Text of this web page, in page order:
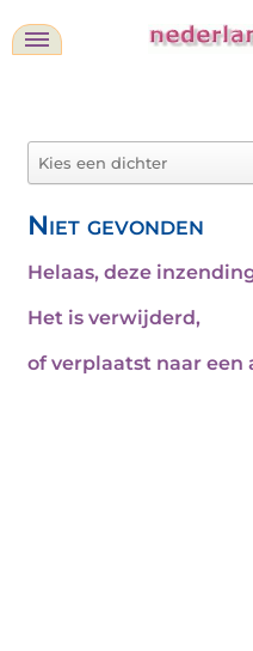
Niet gevonden
Helaas, deze
Het is verwijderd,
of verplaatst naar een